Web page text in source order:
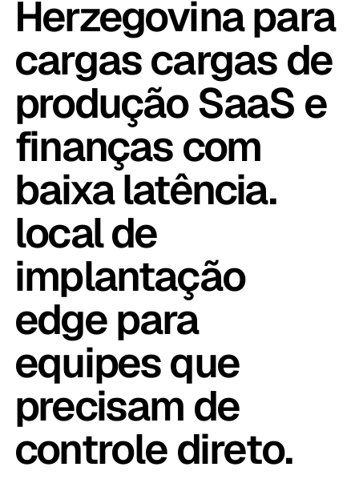
Herzegovina para
cargas cargas de
produção SaaS e
finanças com
baixa latência.
local de
implantação
edge para
equipes que
precisam de
controle direto.